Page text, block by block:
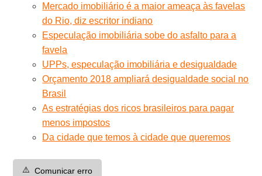
Mercado imobiliário é a maior ameaça às favelas
do Rio, diz escritor indiano
Especulação imobiliária sobe do asfalto para a
favela
UPPs, especulação imobiliária e desigualdade
Orçamento 2018 ampliará desigualdade social no
Brasil
As estratégias dos ricos brasileiros para pagar
menos impostos
Da cidade que temos à cidade que queremos
⚠️ Comunicar erro